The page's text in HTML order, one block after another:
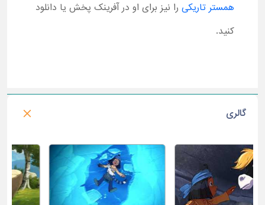
همستر تاریکی را نیز برای او در آفرینک پخش یا دانلود
کنید.
گالری